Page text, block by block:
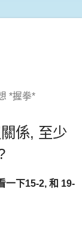
*握拳*
係, 至少
一下15-2, 和 19-